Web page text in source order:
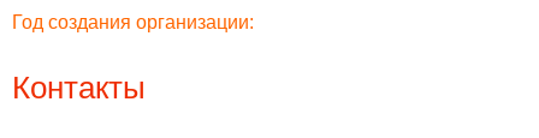
Год создания организации:
Контакты